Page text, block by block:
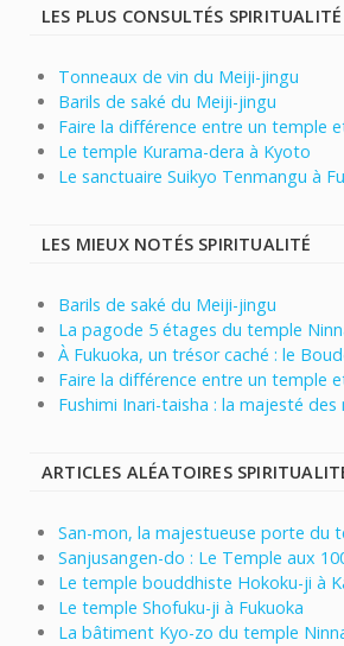
LES PLUS CONSULTÉS SPIRITUALITÉ
Tonneaux de vin du Meiji-jingu
Barils de saké du Meiji-jingu
Faire la différence entre un temple
Le temple Kurama-dera à Kyoto
Le sanctuaire Suikyo Tenmangu à
LES MIEUX NOTÉS SPIRITUALITÉ
Barils de saké du Meiji-jingu
La pagode 5 étages du temple
À Fukuoka, un trésor caché : le
Faire la différence entre un temple
Fushimi Inari-taisha : la majesté des
ARTICLES ALÉATOIRES
San-mon, la majestueuse porte du
Sanjusangen-do : Le Temple aux
Le temple bouddhiste Hokoku-ji à
Le temple Shofuku-ji à Fukuoka
La bâtiment Kyo-zo du temple